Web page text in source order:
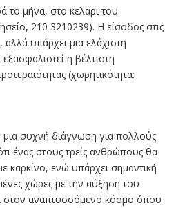
το μήνα, στο κελάρι του
210 3210239). Η είσοδος στις
αλλά υπάρχει μια ελάχιστη
η βέλτιστη
(χωρητικότητα:
μια συχνή διάγνωση για πολλούς
ένας στους τρείς ανθρώπους θα
καρκίνο, ενώ υπάρχει σημαντική
χώρες με την αύξηση του
στον αναπτυσσόμενο κόσμο όπου